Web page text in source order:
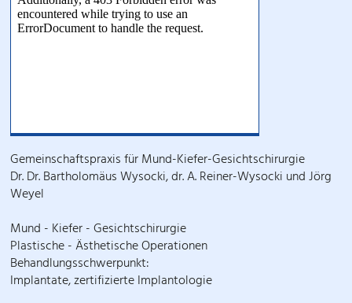
Gemeinschaftspraxis für Mund-Kiefer-Gesichtschirurgie
Dr. Dr. Bartholomäus Wysocki, dr. A. Reiner-Wysocki und Jörg
Weyel
Mund - Kiefer - Gesichtschirurgie
Plastische - Ästhetische Operationen
Behandlungsschwerpunkt:
Implantate, zertifizierte Implantologie